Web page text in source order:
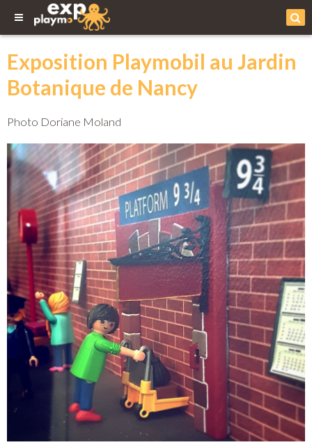
Exposition Playmobil au Jardin
Botanique de Nancy
Photo Doriane Moland